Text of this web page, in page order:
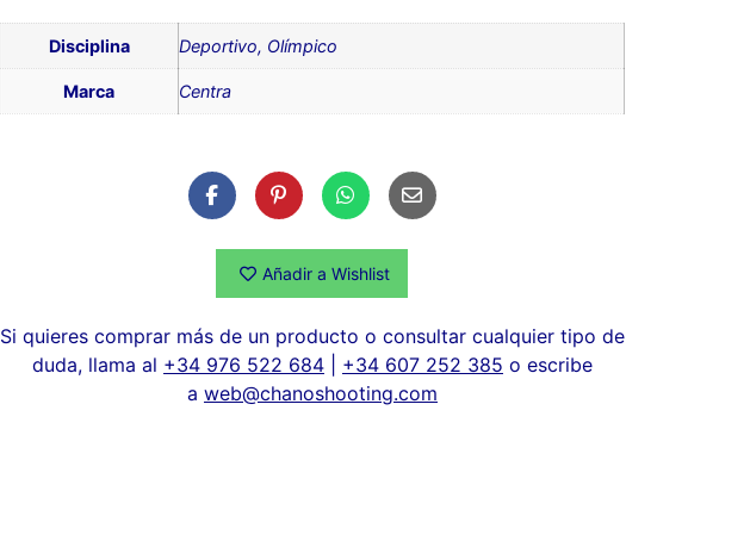
Disciplina Deportivo, Olímpico
Marca Centra
Añadir a Wishlist
Si quieres comprar más de un producto o consultar cualquier tipo de
duda, llama al +34 976 522 684| +34 607 252 385 o escribe
a web@chanoshooting.com